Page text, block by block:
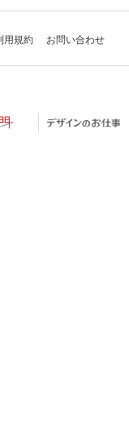
用規約 お問い合わせ